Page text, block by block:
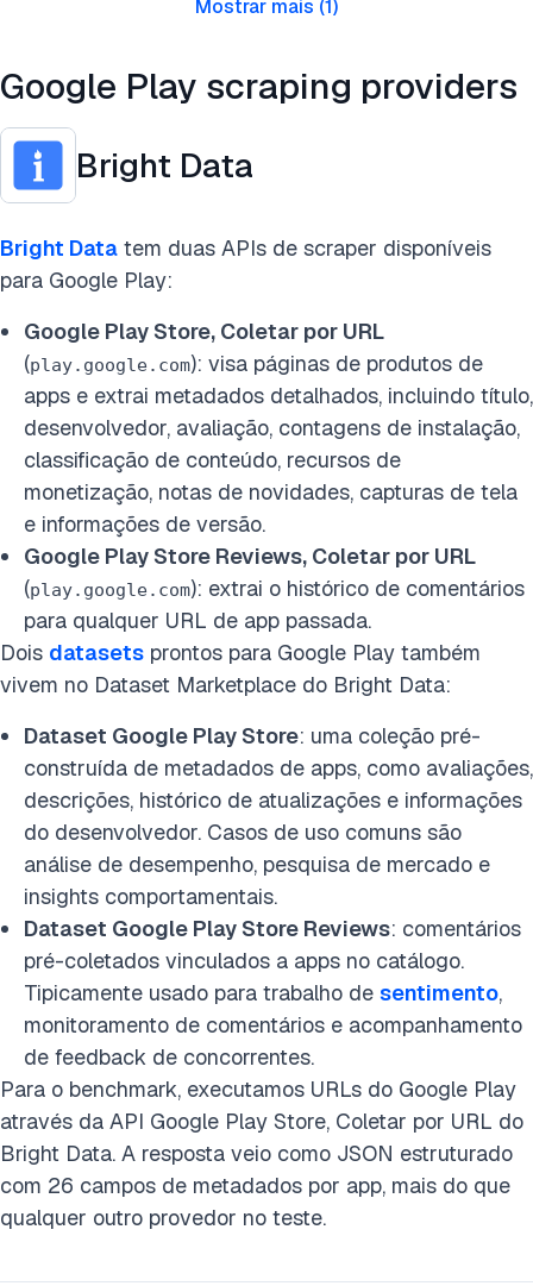
Mostrar mais (1)
Google Play scraping providers
Bright Data
Bright Data tem duas APIs de scraper disponíveis
para Google Play:
Google Play Store, Coletar por URL
(play.google.com): visa páginas de produtos de
apps e extrai metadados detalhados, incluindo título,
desenvolvedor, avaliação, contagens de instalação,
classificação de conteúdo, recursos de
monetização, notas de novidades, capturas de tela
e informações de versão.
Google Play Store Reviews, Coletar por URL
(play.google.com): extrai o histórico de comentários
para qualquer URL de app passada.
Dois datasets prontos para Google Play também
vivem no Dataset Marketplace do Bright Data:
Dataset Google Play Store: uma coleção pré-
construída de metadados de apps, como avaliações,
descrições, histórico de atualizações e informações
do desenvolvedor. Casos de uso comuns são
análise de desempenho, pesquisa de mercado e
insights comportamentais.
Dataset Google Play Store Reviews: comentários
pré-coletados vinculados a apps no catálogo.
Tipicamente usado para trabalho de sentimento,
monitoramento de comentários e acompanhamento
de feedback de concorrentes.
Para o benchmark, executamos URLs do Google Play
através da API Google Play Store, Coletar por URL do
Bright Data. A resposta veio como JSON estruturado
com 26 campos de metadados por app, mais do que
qualquer outro provedor no teste.